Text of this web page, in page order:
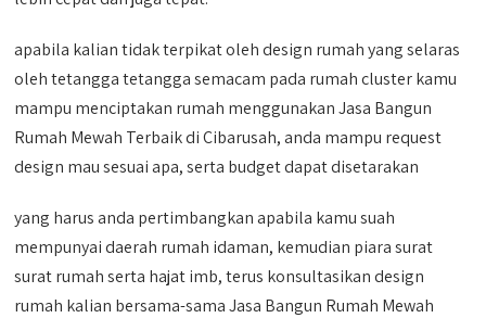
apabila kalian tidak terpikat oleh design rumah yang selaras
oleh tetangga tetangga semacam pada rumah cluster kamu
mampu menciptakan rumah menggunakan Jasa Bangun
Rumah Mewah Terbaik di Cibarusah, anda mampu request
design mau sesuai apa, serta budget dapat disetarakan
yang harus anda pertimbangkan apabila kamu suah
mempunyai daerah rumah idaman, kemudian piara surat
surat rumah serta hajat imb, terus konsultasikan design
rumah kalian bersama-sama Jasa Bangun Rumah Mewah